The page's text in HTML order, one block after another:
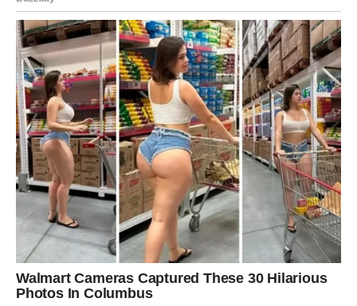
vas vidi i razume, ili unutrašnji mir koji dolazi nakon
zatvaranja stare rane. Ribe shvataju da ljubav ne mora da
boli da bi bila prava.
Ovo je period u kojem Ribeprestaju da se žrtvuju i
počinju da žive.